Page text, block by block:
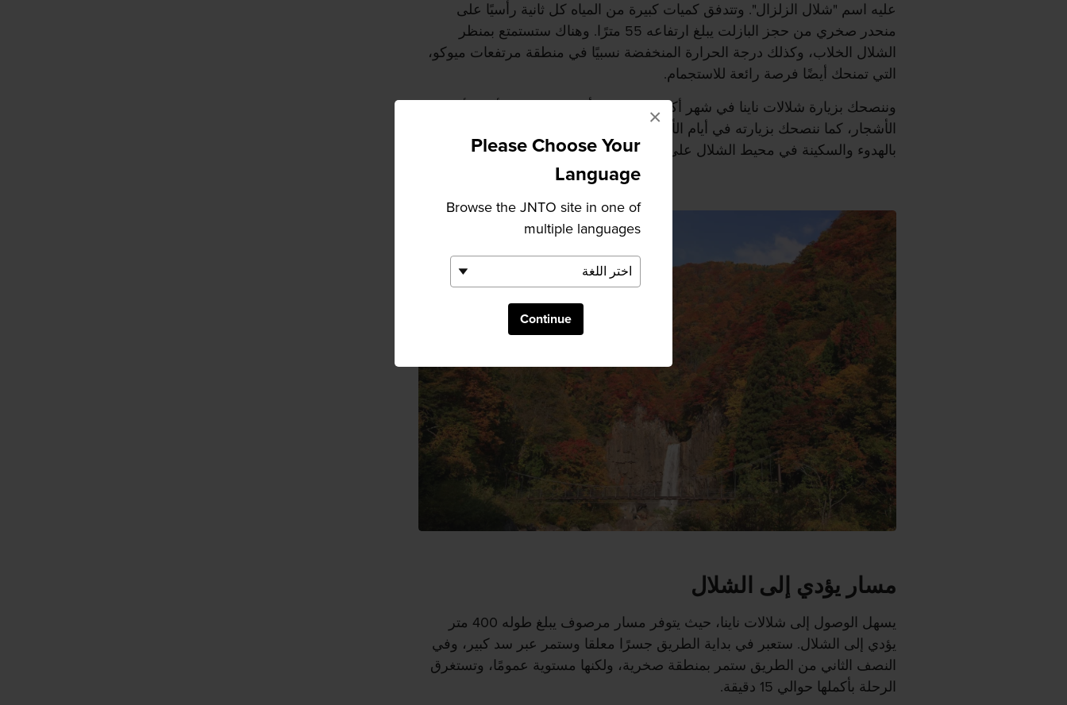
Please Choose Your
Language
Browse the JNTO site in one of
multiple languages
Continue
×
عليه اسم "شلال الزلزال". وتتدفق كميات كبيرة من المياه كل ثانية رأسيًا على
منحدر صخري من حجز البازلت يبلغ ارتفاعه 55 مترًا. وهناك ستستمتع بمنظر
الشلال الخلاب، وكذلك درجة الحرارة المنخفضة نسبيًا في منطقة مرتفعات ميوكو،
التي تمنحك أيضًا فرصة رائعة للاستجمام.
وننصحك بزيارة شلالات ناينا في شهر أكتوبر/تشرين الأول عندما تتغير ألوان أوراق
الأشجار، كما ننصحك بزيارته في أيام الأسبوع العادية؛ لكي تبتعد عن الزحام وتستمتع
بالهدوء والسكينة في محيط الشلال على أكمل وجه.
مسار يؤدي إلى الشلال
يسهل الوصول إلى شلالات ناينا، حيث يتوفر مسار مرصوف يبلغ طوله 400 متر
يؤدي إلى الشلال. ستعبر في بداية الطريق جسرًا معلقا وستمر عبر سد كبير، وفي
النصف الثاني من الطريق ستمر بمنطقة صخرية، ولكنها مستوية عمومًا، وتستغرق
الرحلة بأكملها حوالي 15 دقيقة.